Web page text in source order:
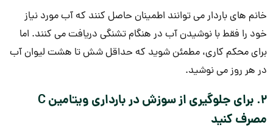
خانم های باردار می توانند اطمینان حاصل کنند که آب مورد نیاز
خود را فقط با نوشیدن آب در هنگام تشنگی دریافت می کنند. اما
برای محکم کاری، مطمئن شوید که حداقل شش تا هشت لیوان آب
در هر روز می نوشید.
2. برای جلوگیری از سوزش در بارداری ویتامین C
مصرف کنید